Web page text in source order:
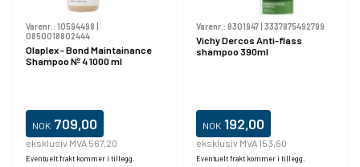
Varenr.: 10594498 |
0850018802444
Olaplex - Bond Maintainance
Shampoo Nº 4 1000 ml
NOK 709,00
eksklusiv MVA 567,20
Eventuelt frakt kommer i tillegg.
Varenr.: 8301947| 3337875492799
Vichy Dercos Anti-flass
shampoo 390ml
NOK 192,00
eksklusiv MVA 153,60
Eventuelt frakt kommer i tillegg.